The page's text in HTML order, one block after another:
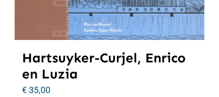
Hartsuyker-Curjel, Enrico
en Luzia
€35,00